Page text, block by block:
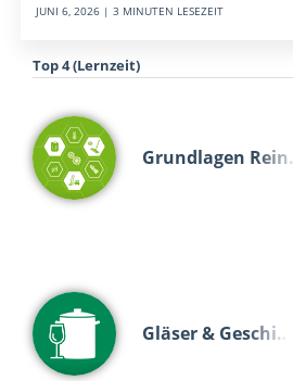
JUNI 6, 2026 | 3 MINUTEN LESEZEIT
Top 4 (Lernzeit)
Grundlagen Rein…
Gläser & Geschi…